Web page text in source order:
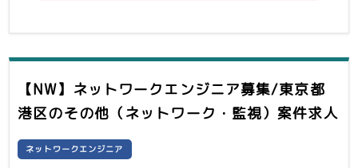
【NW】ネットワークエンジニア募集/東京都
港区のその他（ネットワーク・監視）案件求人
ネットワークエンジニア